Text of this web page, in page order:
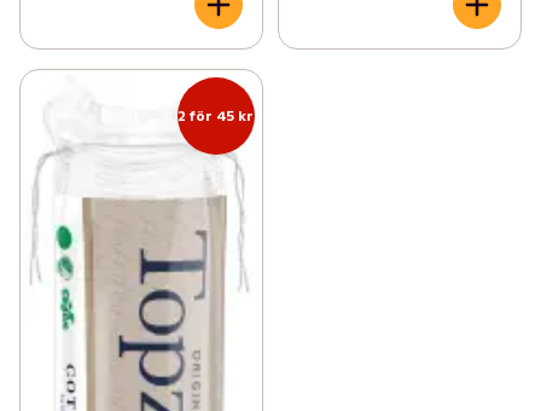
Fyll på i badrumsskåpet (3)
Fyll på med godis & snacks
2 för 45 kr